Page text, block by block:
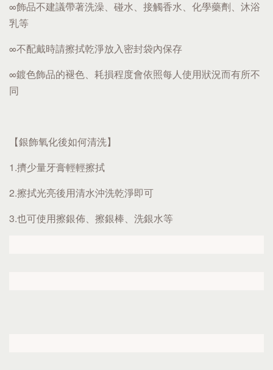
∞飾品不建議帶著洗澡、碰水、接觸香水、化學藥劑、沐浴
乳等
∞不配戴時請擦拭乾淨放入密封袋內保存
∞鍍色飾品的褪色、耗損程度會依照每人使用狀況而有所不
同
【銀飾氧化後如何清洗】
1.擠少量牙膏輕輕擦拭
2.擦拭光亮後用清水沖洗乾淨即可
3.也可使用擦銀佈、擦銀棒、洗銀水等